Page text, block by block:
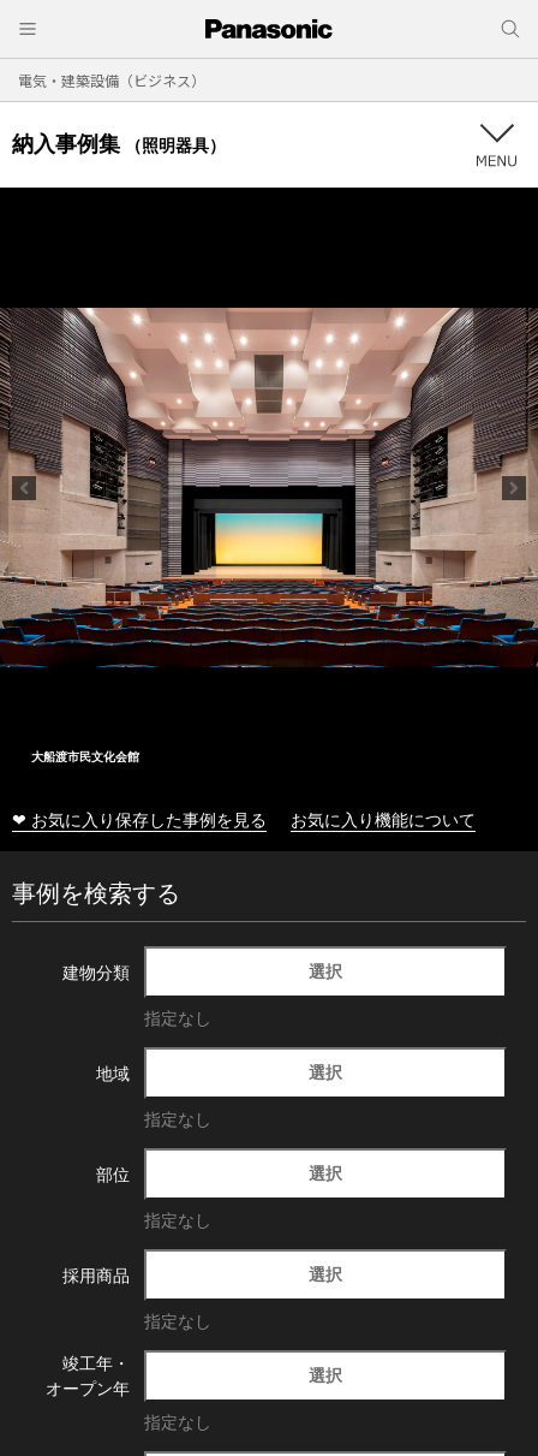
電気・建築設備（ビジネス）
納入事例集 （照明器具）
大船渡市民文化会館
❤ お気に入り保存した事例を見る お気に入り機能について
事例を検索する
建物分類 選択
指定なし
地域 選択
指定なし
部位 選択
指定なし
採用商品 選択
指定なし
竣工年・
オープン年
選択
指定なし